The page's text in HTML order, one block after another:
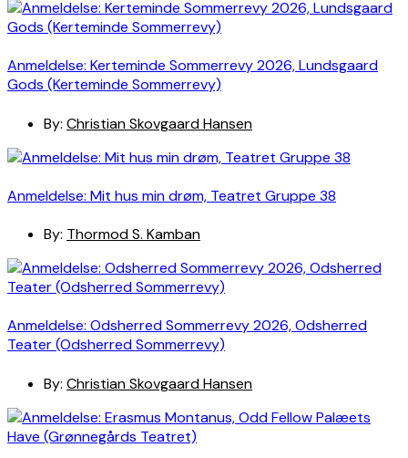
Anmeldelse: Kerteminde Sommerrevy 2026, Lundsgaard
Gods (Kerteminde Sommerrevy)
By: Christian Skovgaard Hansen
Anmeldelse: Mit hus min drøm, Teatret Gruppe 38
By: Thormod S. Kamban
Anmeldelse: Odsherred Sommerrevy 2026, Odsherred
Teater (Odsherred Sommerrevy)
By: Christian Skovgaard Hansen